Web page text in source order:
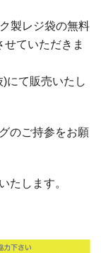
製レジ袋の無料
ていただきま
にて販売いたし
のご持参をお願
たします。